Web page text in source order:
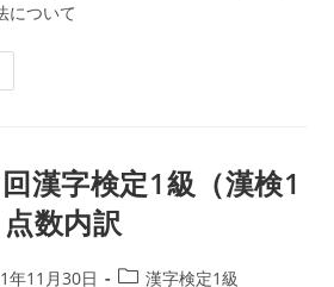
本
語
能
験-
対-
日
本
について
Grading
Kanji
Kentei
Test.
漢
漢字検定1級（漢検1
数内訳
年11月30日 Post漢字検定1級